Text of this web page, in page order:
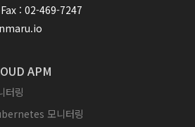
: 02-469-7247
APM
링
모니터링